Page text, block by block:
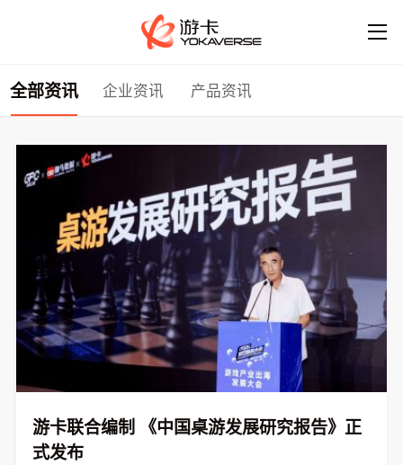
全部资讯 企业资讯 产品资讯
游卡联合编制 《中国桌游发展研究报告》正
式发布